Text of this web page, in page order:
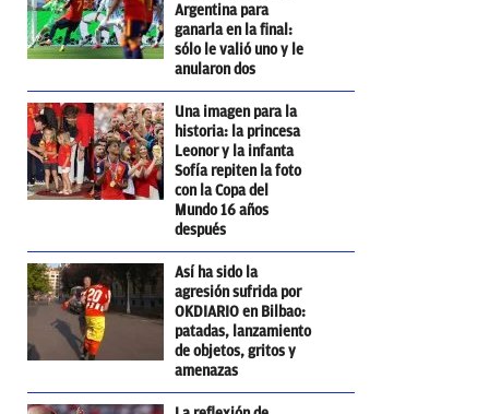
Argentina para
ganarla en la final:
sólo le valió uno y le
anularon dos
Una imagen para la
historia: la princesa
Leonor y la infanta
Sofía repiten la foto
con la Copa del
Mundo 16 años
después
Así ha sido la
agresión sufrida por
OKDIARIO en Bilbao:
patadas, lanzamiento
de objetos, gritos y
amenazas